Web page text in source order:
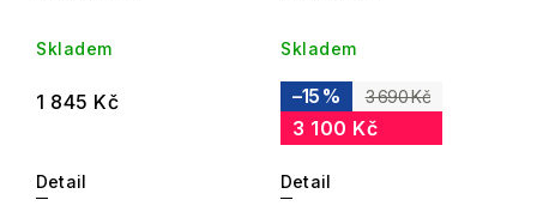
Skladem
1 845 Kč
Detail
Skladem
3 690 Kč
–15 %
3 100 Kč
Detail